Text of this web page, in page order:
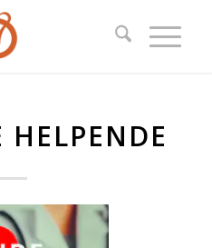
HELPENDE